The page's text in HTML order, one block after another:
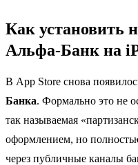
Как установить
Альфа-Банк на
В App Store снова
Банка. Формально это не
так называемая
оформлением, но
через публичные каналы